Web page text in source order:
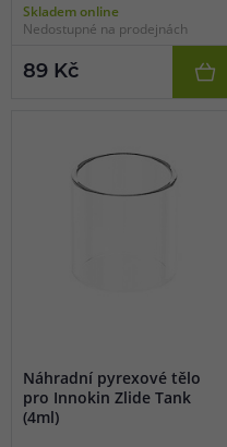
balení 1 ks.
Skladem online
Nedostupné na prodejnách
89 Kč
Náhradní pyrexové tělo
pro Innokin Zlide Tank
(4ml)